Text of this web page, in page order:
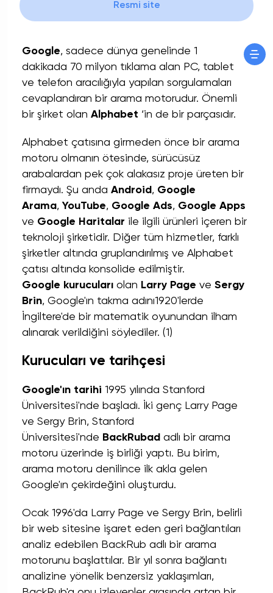
Google, sadece dünya genelinde 1
dakikada 70 milyon tıklama alan PC, tablet
ve telefon aracılığıyla yapılan sorgulamaları
cevaplandıran bir arama motorudur. Önemli
bir şirket olan Alphabet ‘in de bir parçasıdır.
Alphabet çatısına girmeden önce bir arama
motoru olmanın ötesinde, sürücüsüz
arabalardan pek çok alakasız proje üreten bir
firmaydı. Şu anda Android , Google
Arama, YouTube, Google Ads, Google Apps
ve Google Haritalar ile ilgili ürünleri içeren bir
teknoloji şirketidir. Diğer tüm hizmetler, farklı
şirketler altında gruplandırılmış ve Alphabet
çatısı altında konsolide edilmiştir.
Google kurucuları olan Larry Page ve Sergy
Brin, Google'ın takma adını1920'lerde
İngiltere'de bir matematik oyunundan ilham
alınarak verildiğini söylediler. (1)
Kurucuları ve tarihçesi
Google'ın tarihi 1995 yılında Stanford
Üniversitesi'nde başladı. İki genç Larry Page
ve Sergy Brin, Stanford
Üniversitesi'nde BackRubad adlı bir arama
motoru üzerinde iş birliği yaptı. Bu birim,
arama motoru denilince ilk akla gelen
Google'ın çekirdeğini oluşturdu.
Ocak 1996'da Larry Page ve Sergy Brin, belirli
bir web sitesine işaret eden geri bağlantıları
analiz edebilen BackRub adlı bir arama
motorunu başlattılar. Bir yıl sonra bağlantı
analizine yönelik benzersiz yaklaşımları,
Resmi site